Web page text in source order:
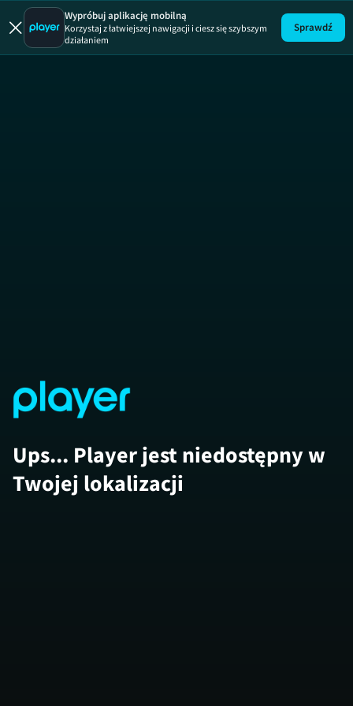
Wypróbuj aplikację mobilną
Korzystaj z łatwiejszej nawigacji i ciesz się szybszym
działaniem
Sprawdź
Ups... Player jest niedostępny w
Twojej lokalizacji